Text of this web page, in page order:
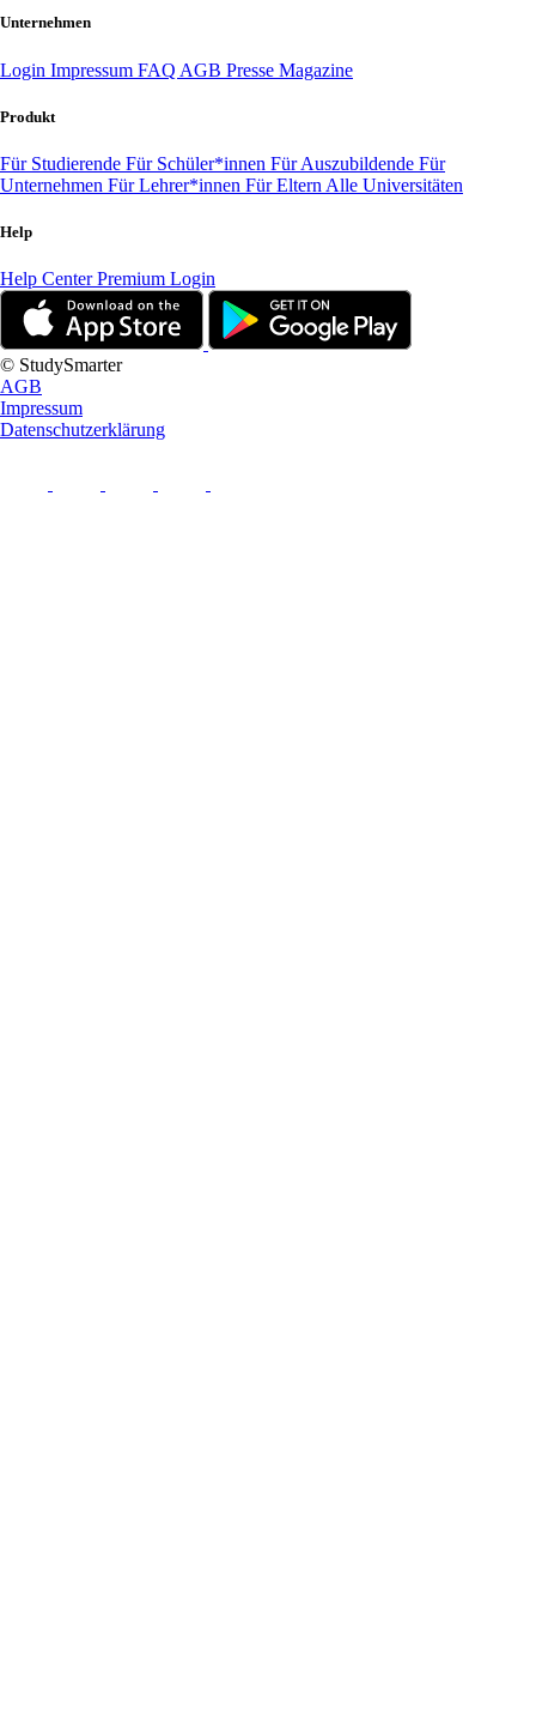
Unternehmen
Login Impressum FAQ AGB Presse Magazine
Produkt
Für Studierende Für Schüler*innen Für Auszubildende Für
Unternehmen Für Lehrer*innen Für Eltern Alle Universitäten
Help
Help CenterPremium Login
© StudySmarter
AGB
Impressum
Datenschutzerklärung